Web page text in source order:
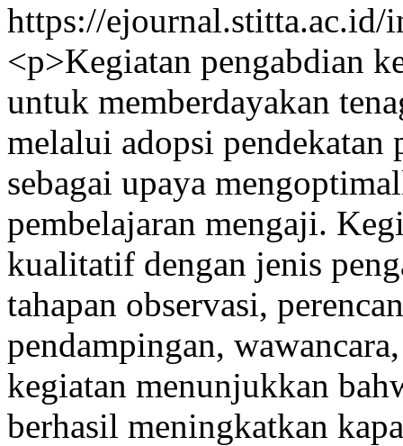
https://ejournal.stitta.ac.id/
<p>Kegiatan pengabdian
untuk memberdayakan
melalui adopsi
sebagai upaya
pembelajaran mengaji.
kualitatif dengan jenis
tahapan observasi,
pendampingan,
kegiatan menunjukkan
berhasil meningkatkan